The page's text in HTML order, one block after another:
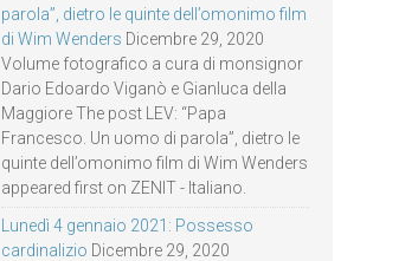
parola”, dietro le quinte dell’omonimo film
di Wim Wenders Dicembre 29, 2020
Volume fotografico a cura di monsignor
Dario Edoardo Viganò e Gianluca della
Maggiore The post LEV: “Papa
Francesco. Un uomo di parola”, dietro le
quinte dell’omonimo film di Wim Wenders
appeared first on ZENIT - Italiano.
Lunedì 4 gennaio 2021: Possesso
cardinalizio Dicembre 29, 2020